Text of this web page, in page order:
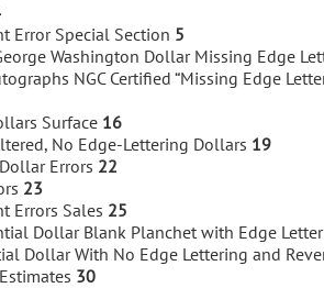
Error Special Section 5
Washington Dollar Missing Edge
NGC Certified “Missing Edge
Surface 16
No Edge-Lettering Dollars 19
Errors 22
23
Errors Sales 25
Dollar Blank Planchet with Edge
Dollar With No Edge Lettering and
30